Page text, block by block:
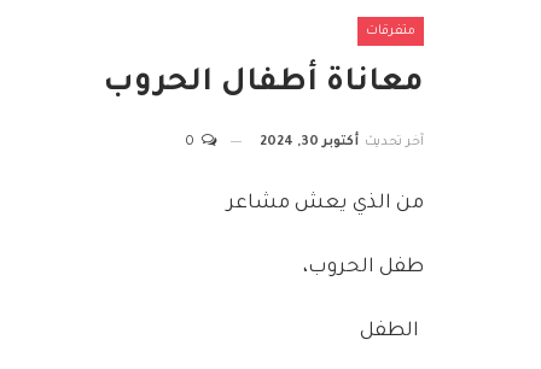
متفرقات
معاناة أطفال الحروب
آخر تحديث أكتوبر 30, 2024
من الذي يعش مشاعر
طفل الحروب،
الطفل